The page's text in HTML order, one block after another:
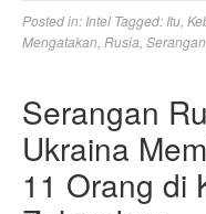
Posted in: Intel Tagged: Itu
Mengatakan Rusia Serangan
Serangan
Ukraina
11 Orang di